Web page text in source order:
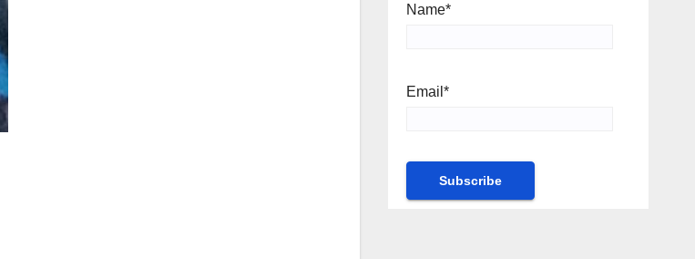
Name*
Email*